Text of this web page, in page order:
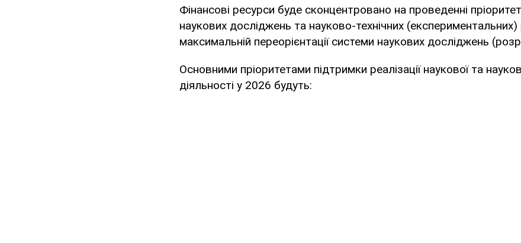
Фінансові ресурси буде сконцентровано на проведенні
наукових досліджень та науково-технічних
максимальній переорієнтації системи наукових досліджень
Основними пріоритетами підтримки реалізації наукової та
діяльності у 2026 будуть: